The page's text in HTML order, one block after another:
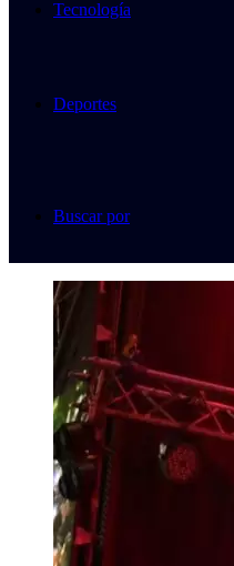
Tecnología
Deportes
Buscar por